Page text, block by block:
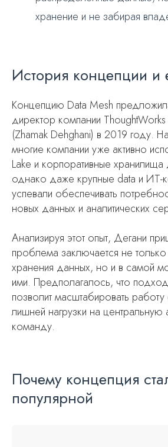
хранение и не забирая
История концепции и
Концепцию Data Mesh
директор компании
(Zhamak Dehghani) в 2019 году.
многие компании уже активно
Lake и корпоративные
однако даже крупные data и ИТ-
успевали обеспечивать
новых данных и аналитических
Анализируя этот опыт, Дегани
проблема заключается не только
хранения данных, но и в самой
ими. Предполагалось, что
позволит масштабировать
лишней нагрузки на центральную
команду.
Почему концепция
популярной